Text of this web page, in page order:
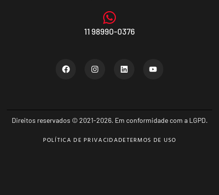
11 98990-0376
Direitos reservados © 2021-2026. Em conformidade com a LGPD.
POLÍTICA DE PRIVACIDADETERMOS DE USO